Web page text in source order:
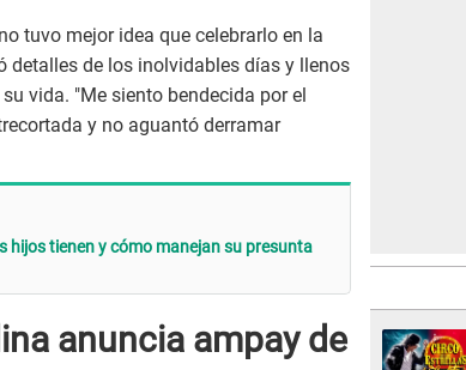
tuvo mejor idea que celebrarlo en la
de los inolvidables días y llenos
vida. "Me siento bendecida por el
y no aguantó derramar
hijos tienen y cómo manejan su presunta
anuncia ampay de